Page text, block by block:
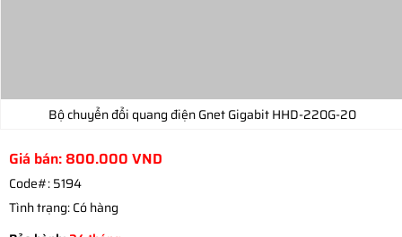
Bộ chuyển đổi quang điện Gnet Gigabit HHD-220G-20
Giá bán: 800.000 VND
Code#:5194
Tình trạng:Có hàng